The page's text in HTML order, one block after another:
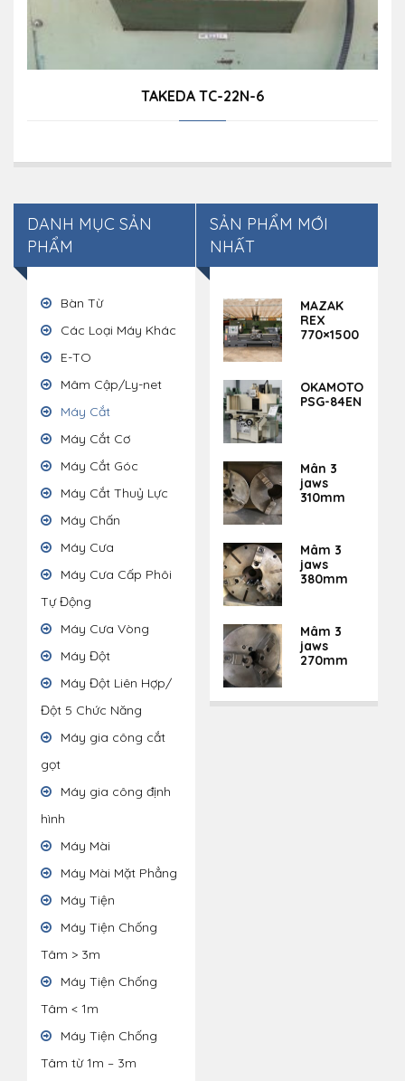
DANH MỤC SẢN
PHẨM
Bàn Từ
Các Loại Máy Khác
E-TO
Mâm Cập/Ly-net
Máy Cắt
Máy Cắt Cơ
Máy Cắt Góc
Máy Cắt Thuỷ Lực
Máy Chấn
Máy Cưa
Máy Cưa Cấp Phôi
Tự Động
Máy Cưa Vòng
Máy Đột
Máy Đột Liên Hợp/
Đột 5 Chức Năng
Máy gia công cắt
gọt
Máy gia công định
hình
Máy Mài
Máy Mài Mặt Phẳng
Máy Tiện
Máy Tiện Chống
Tâm > 3m
Máy Tiện Chống
Tâm < 1m
Máy Tiện Chống
Tâm từ 1m – 3m
SẢN PHẨM MỚI
NHẤT
MAZAK
REX
770×1500
OKAMOTO
PSG-84EN
Mân 3
jaws
310mm
Mâm 3
jaws
380mm
Mâm 3
jaws
270mm
TAKEDA TC-22N-6